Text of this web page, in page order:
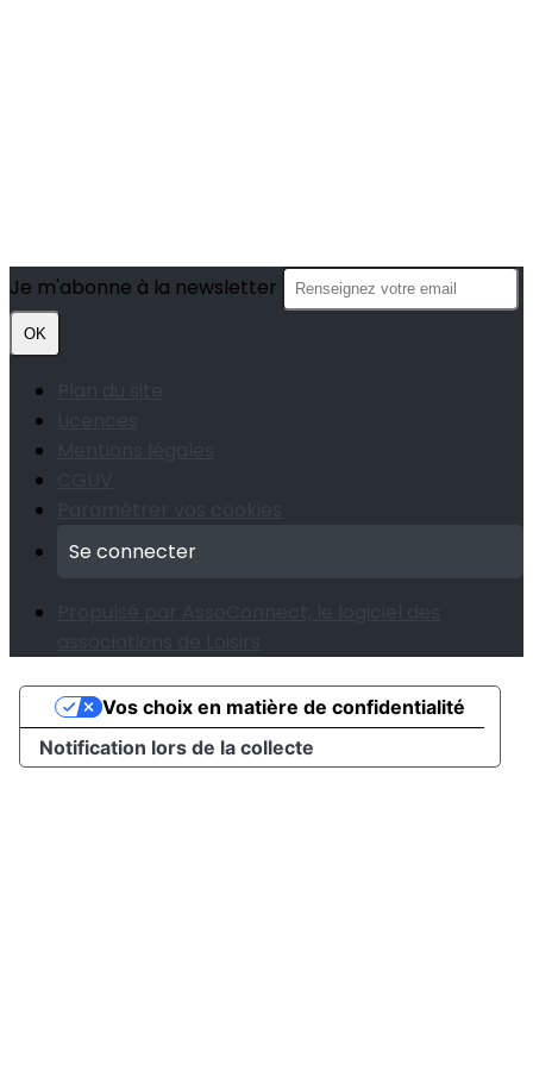
Je m'abonne à la newsletter
OK
Se connecter
Notification lors de la collecte
Vos choix en matière de confidentialité